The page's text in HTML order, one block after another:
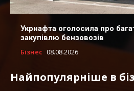
Укрнафта оголосила про
закупівлю бензовозів
Бізнес 08.08.2026
Найпопулярніше в